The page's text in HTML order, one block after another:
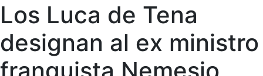
Los Luca de Tena
designan al ex ministro